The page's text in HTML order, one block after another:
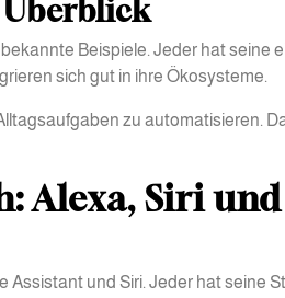
Überblick
Beispiele. Jeder hat seine
sich gut in ihre Ökosysteme.
zu automatisieren.
Alexa, Siri
Assistant und Siri. Jeder hat seine